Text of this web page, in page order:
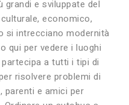
e sviluppate del
economico,
si intrecciano modernità
qui per vedere i luoghi
a tutti i tipi di
risolvere problemi di
parenti e amici per